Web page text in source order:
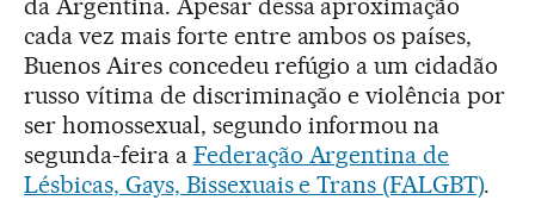
da Argentina. Apesar dessa aproximação
cada vez mais forte entre ambos os países,
Buenos Aires concedeu refúgio a um cidadão
russo vítima de discriminação e violência por
ser homossexual, segundo informou na
segunda-feira a Federação Argentina de
Lésbicas, Gays, Bissexuais e Trans (FALGBT).